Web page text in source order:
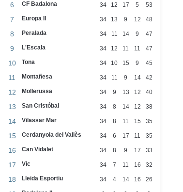
6 CF Badalona 34 12 17 5 53
7 Europa II 34 13 9 12 48
8 Peralada 34 11 14 9 47
9 L'Escala 34 12 11 11 47
10 Tona 34 10 15 9 45
11 Montañesa 34 11 9 14 42
12 Mollerussa 34 9 13 12 40
13 San Cristóbal 34 8 14 12 38
14 Vilassar Mar 34 8 11 15 35
15 Cerdanyola del Vallès 34 6 17 11 35
16 Can Vidalet 34 8 9 17 33
17 Vic 34 7 11 16 32
18 Lleida Esportiu 34 4 14 16 26